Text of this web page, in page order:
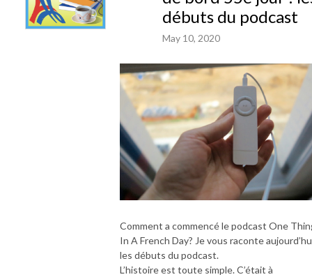
débuts du podcast
May 10, 2020
Comment a commencé le podcast One
In A French Day? Je vous raconte
les débuts du podcast.
L’histoire est toute simple. C’était à